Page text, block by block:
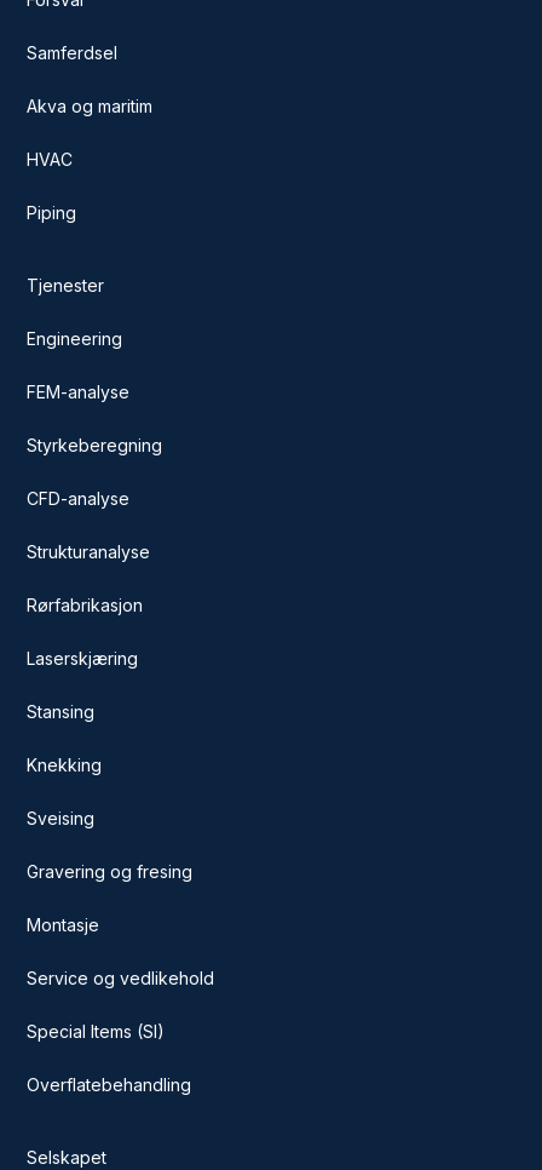
Samferdsel
Akva og maritim
HVAC
Piping
Tjenester
Engineering
FEM-analyse
Styrkeberegning
CFD-analyse
Strukturanalyse
Rørfabrikasjon
Laserskjæring
Stansing
Knekking
Sveising
Gravering og fresing
Montasje
Service og vedlikehold
Special Items (SI)
Overflatebehandling
Selskapet